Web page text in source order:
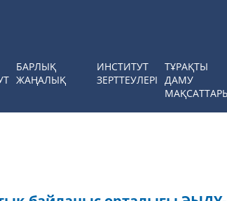
БАРЛЫҚ
ЖАҢАЛЫҚ
ИНСТИТУТ
ЗЕРТТЕУЛЕРІ
ТҰРАҚТЫ
ДАМУ